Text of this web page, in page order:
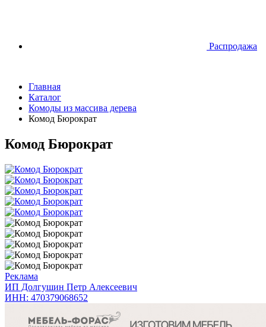
Распродажа
Главная
Каталог
Комоды из массива дерева
Комод Бюрократ
Комод Бюрократ
Реклама
ИП Долгушин Петр Алексеевич
ИНН: 470379068652